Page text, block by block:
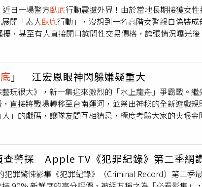
的狀況，處理個案時反而更有說服力。然而，一直幫
蕾飾）、阿耀（白只飾）及阿桐（陳書昕飾）執意追尋
有誰能為他圓滿最後的願望。
互嘴鬥氣的化學反應，更被外媒形容「光看兩人吵架
之稱的2024英國電視學院獎（BAFTA TV Awards）最佳
最佳喜劇男演員獎殊榮。而正在播出的第二季中，多姆
找不到自己的定位。為了向高層證明能力，多姆更鋌
本就狀況百出的兩人，再度捲入失控局面。此外，BBC
潔瑪雅特頓（Gemma Arterton）主演，講述她飾演的
里姆林宮暗中勾結。隨著一樁命案爆發，她不只得與時
情報戰》第一季全劇已在台灣大哥大MyVideo獨家上架
家播出最終回。潔瑪雅特頓（右）在《情報戰》第一季
日一場警方臥底行動震撼外界！由於當地長期接獲女
開「素人臥底行動」，沒想到一名高階女警親自偽裝
，甚至有人直接開口詢問性交易價格，誇張情況曝光
《INDIA TODAY》等報導，這起事件發生在印度南部海
周邊經常遭到言語騷擾、尾隨，甚至有人直接提出性暗
則在周圍暗中埋伏觀察。沒想到短短3小時內，就有將
願意發生性行為，更誇張的是，甚至有人當場把她誤認
預期，埋伏警力隨即出動，將涉嫌騷擾的男子全數帶回
與專業人士，其中部分人明顯處於酒醉狀態，還有人
夜間外出的安全問題。當地官員坦言，如果連高階女
蘇瑪蒂出身自小村莊卡盧戈特拉（Kalugotla），父親曾
資源不足與求學困境，先後於奧斯馬尼亞大學（Osmania
NALSAR）攻讀安全與國防法碩士。蘇瑪蒂25歲時便
」 江宏恩眼神閃躲嫌疑重大
玩很大》，新一集迎來激烈的「水上龍舟」爭霸戰。
直接將戰場轉移至台南運河，並祭出神秘的全新遊戲
」的戲碼，讓隊友間互相猜忌，極度考驗大家的火眼
張家瑋、臧芮萱、何依霈等實力派演員，一同參與充
而爆發激烈的心理戰。《綜藝玩很大》新
懷疑就是 臥底；丁力騏在答題時自信秒回卻慘遭吳宗憲判
至在爭論時不敢直視隊友的眼睛，同樣嫌疑重大。請
查警探 Apple TV《犯罪紀錄》第二季網
犯罪驚悚影集《犯罪紀錄》（Criminal Record）第二季